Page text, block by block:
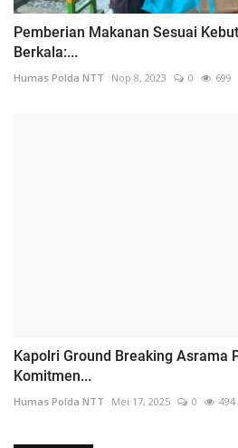
Pemberian Makanan Sesuai
Berkala:...
Humas Polda NTT Nop 8, 2023 0 699
Kapolri Ground Breaking Asrama
Komitmen...
Humas Polda NTT Mei 17, 2025 0 494